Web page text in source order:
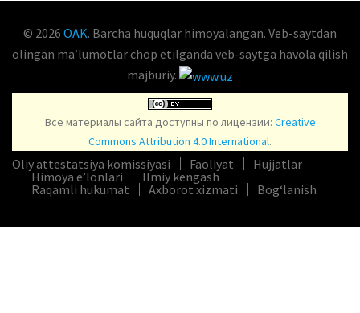
© 2026 OAK. Barcha huquqlar himoyalangan. Veb-saytdan
olingan maʼlumotlar chop etilganda veb-saytga havola qilish
majburiy.
Все материалы сайта доступны по лицензии: Creative
Commons Attribution 4.0 International.
Oliy attestatsiya komissiyasi Faoliyat
Hujjatlar
Himoya e’lonlari
Ilmiy kengash
Raqamli hukumat
Axborot xizmati Bog‘lanish